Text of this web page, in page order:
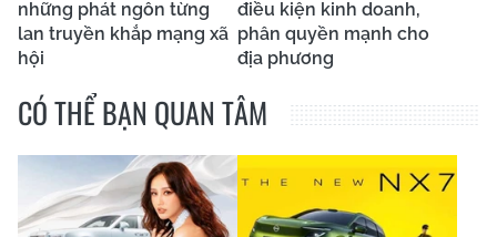
những phát ngôn từng
lan truyền khắp mạng xã
hội
điều kiện kinh doanh,
phân quyền mạnh cho
địa phương
CÓ THỂ BẠN QUAN TÂM